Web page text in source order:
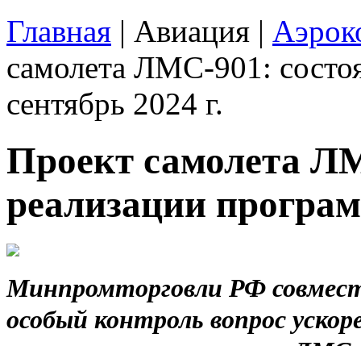
Главная | Авиация |
самолета ЛМС-901:
сентябрь 2024 г.
Проект самолета
реализации
Минпромторговли РФ
особый контроль вопрос